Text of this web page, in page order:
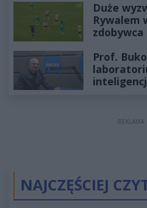
Duże
Rywalem
zdobywca
Prof.
REKLAMA
NAJCZĘŚCIEJ